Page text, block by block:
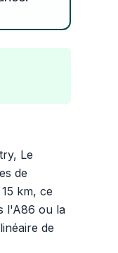
Le
de
km, ce
l'A86 ou la
de